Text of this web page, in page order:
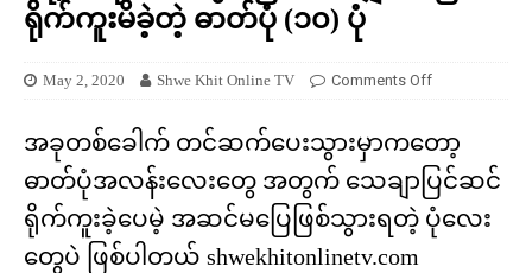
ရိုက်ကူးမိခဲ့တဲ့ ဓာတ်ပုံ (၁၀) ပုံ
May 2, 2020 Shwe Khit Online TV Comments Off
အခုတစ်ခေါက် တင်ဆက်ပေးသွားမှာကတော့
ဓာတ်ပုံအလန်းလေးတွေ အတွက် သေချာပြင်ဆင်
ရိုက်ကူးခဲ့ပေမဲ့ အဆင်မပြေဖြစ်သွားရတဲ့ ပုံလေး
တွေပဲ ဖြစ်ပါတယ် shwekhitonlinetv.com